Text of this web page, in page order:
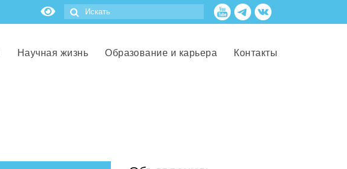
Научная жизнь Образование и карьера Контакты